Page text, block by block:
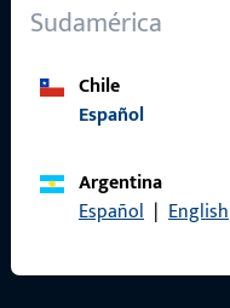
Sudamérica
Chile
Español
Argentina
Español | English